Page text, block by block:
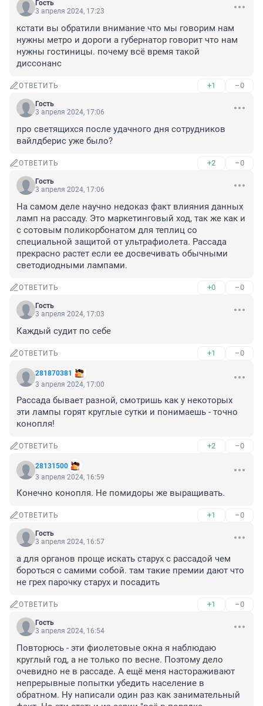
Гость
3 апреля 2024, 17:23
кстати вы обратили внимание что мы говорим нам
нужны метро и дороги а губернатор говорит что нам
нужны гостиницы. почему всё время такой
диссонанс
ОТВЕТИТЬ +1 –0
Гость
3 апреля 2024, 17:06
про светящихся после удачного дня сотрудников
вайлдберис уже было?
ОТВЕТИТЬ +2 –0
Гость
3 апреля 2024, 17:06
На самом деле научно недоказ факт влияния данных
ламп на рассаду. Это маркетинговый ход, так же как и
с сотовым поликорбонатом для теплиц со
специальной защитой от ультрафиолета. Рассада
прекрасно растет если ее досвечивать обычными
светодиодными лампами.
ОТВЕТИТЬ +0 –0
Гость
3 апреля 2024, 17:03
Каждый судит по себе
ОТВЕТИТЬ +1 –0
281870381
3 апреля 2024, 17:00
Рассада бывает разной, смотришь как у некоторых
эти лампы горят круглые сутки и понимаешь - точно
конопля!
ОТВЕТИТЬ +2 –0
28131500
3 апреля 2024, 16:59
Конечно конопля. Не помидоры же выращивать.
ОТВЕТИТЬ +1 –0
Гость
3 апреля 2024, 16:57
а для органов проще искать старух с рассадой чем
бороться с самими собой. там такие премии дают что
не грех парочку старух и посадить
ОТВЕТИТЬ +1 –0
Гость
3 апреля 2024, 16:54
Повторюсь - эти фиолетовые окна я наблюдаю
круглый год, а не только по весне. Поэтому дело
очевидно не в рассаде. А ещё меня настораживают
непрерывные попытки убедить население в
обратном. Ну написали один раз как занимательный